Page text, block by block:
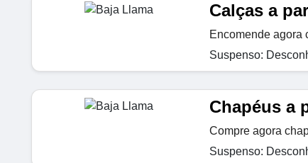
Calças a
Encomende agora
Suspenso:
Chapéus a
Compre agora
Suspenso: